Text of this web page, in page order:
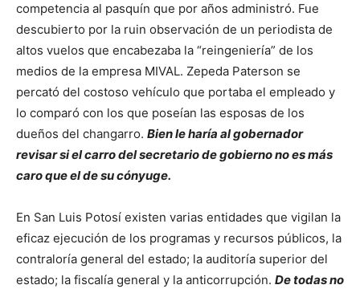
competencia al pasquín que por años administró. Fue
descubierto por la ruin observación de un periodista de
altos vuelos que encabezaba la “reingeniería” de los
medios de la empresa MIVAL. Zepeda Paterson se
percató del costoso vehículo que portaba el empleado y
lo comparó con los que poseían las esposas de los
dueños del changarro. Bien le haría al gobernador
revisar si el carro del secretario de gobierno no es más
caro que el de su cónyuge.
En San Luis Potosí existen varias entidades que vigilan la
eficaz ejecución de los programas y recursos públicos, la
contraloría general del estado; la auditoría superior del
estado; la fiscalía general y la anticorrupción. De todas no